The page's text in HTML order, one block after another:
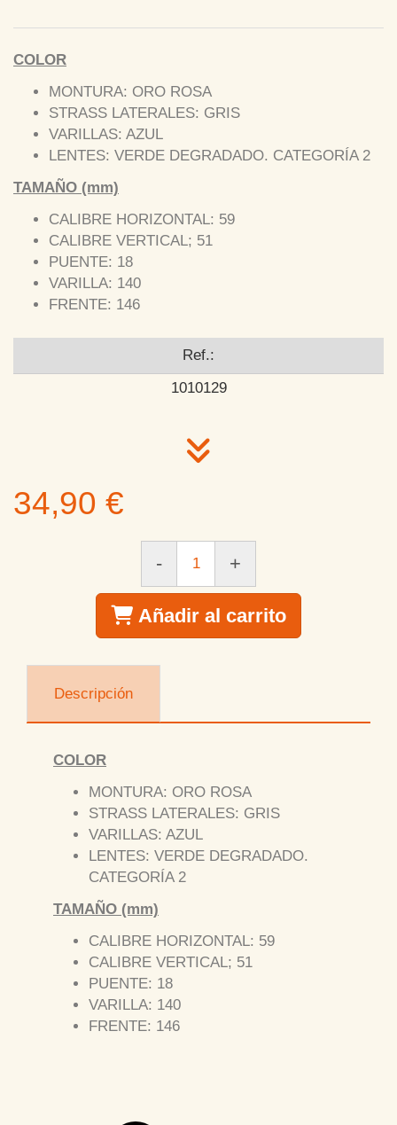
COLOR
MONTURA: ORO ROSA
STRASS LATERALES: GRIS
VARILLAS: AZUL
LENTES: VERDE DEGRADADO. CATEGORÍA 2
TAMAÑO (mm)
CALIBRE HORIZONTAL: 59
CALIBRE VERTICAL; 51
PUENTE: 18
VARILLA: 140
FRENTE: 146
Ref.:
1010129
34,90 €
- +
Añadir al carrito
Descripción
COLOR
MONTURA: ORO ROSA
STRASS LATERALES: GRIS
VARILLAS: AZUL
LENTES: VERDE DEGRADADO.
CATEGORÍA 2
TAMAÑO (mm)
CALIBRE HORIZONTAL: 59
CALIBRE VERTICAL; 51
PUENTE: 18
VARILLA: 140
FRENTE: 146